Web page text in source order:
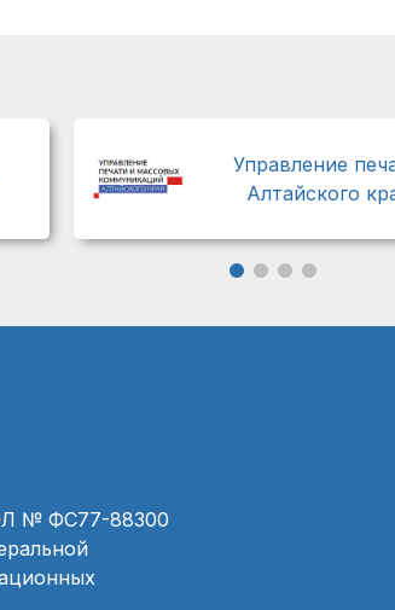
Управление
Алтайского
№ ФС77-88300